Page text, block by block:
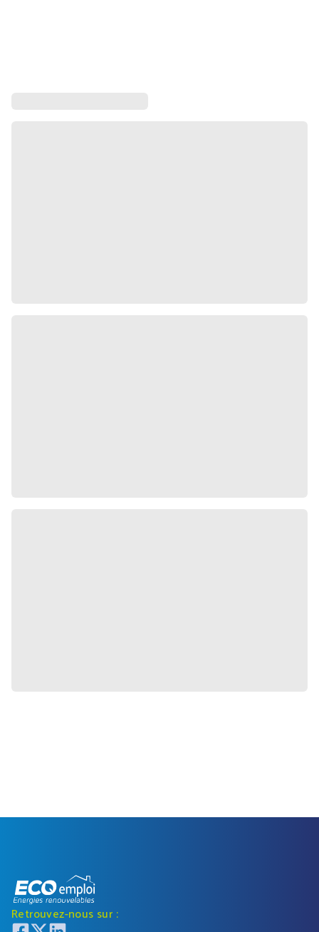
Retrouvez-nous sur :